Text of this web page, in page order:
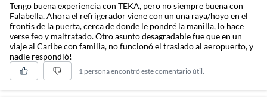
Tengo buena experiencia con TEKA, pero no siempre buena con
Falabella. Ahora el refrigerador viene con un una raya/hoyo en el
frontis de la puerta, cerca de donde le pondré la manilla, lo hace
verse feo y maltratado. Otro asunto desagradable fue que en un
viaje al Caribe con familia, no funcionó el traslado al aeropuerto, y
nadie respondió!
1 persona encontró este comentario útil.